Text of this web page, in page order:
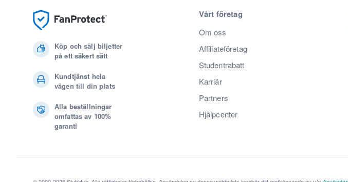
Köp och sälj biljetter
på ett säkert sätt
Kundtjänst hela
vägen till din plats
Alla beställningar
omfattas av 100%
garanti
Vårt företag
Om oss
Affiliateföretag
Studentrabatt
Karriär
Partners
Hjälpcenter